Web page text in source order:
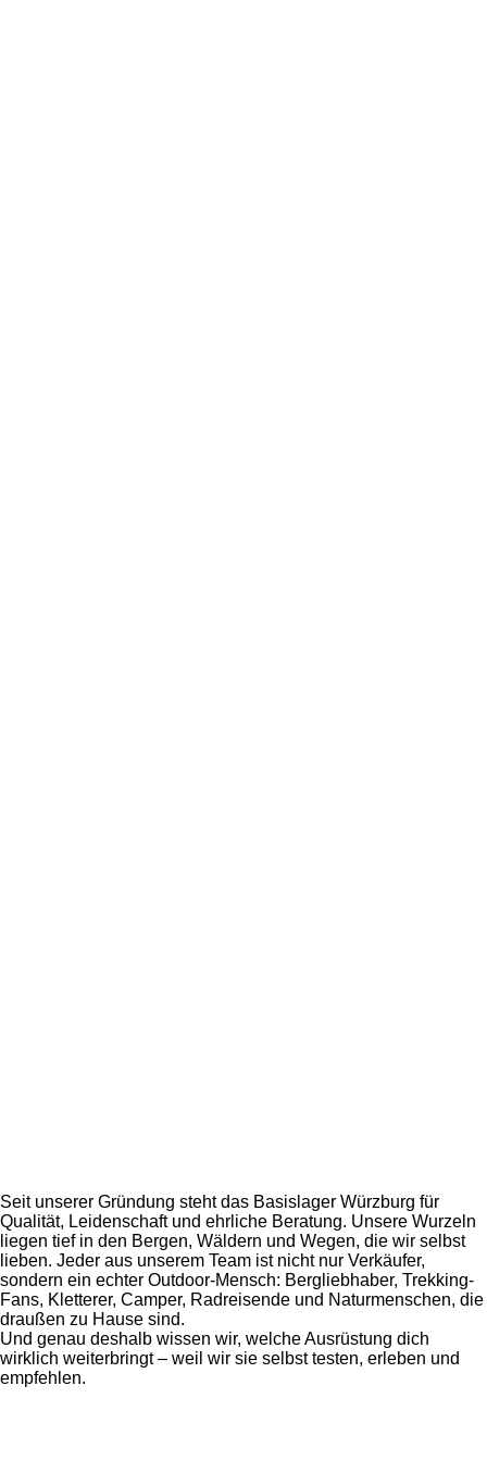
Seit unserer Gründung steht das Basislager Würzburg für
Qualität, Leidenschaft und ehrliche Beratung. Unsere Wurzeln
liegen tief in den Bergen, Wäldern und Wegen, die wir selbst
lieben. Jeder aus unserem Team ist nicht nur Verkäufer,
sondern ein echter Outdoor-Mensch: Bergliebhaber, Trekking-
Fans, Kletterer, Camper, Radreisende und Naturmenschen, die
draußen zu Hause sind.
Und genau deshalb wissen wir, welche Ausrüstung dich
wirklich weiterbringt – weil wir sie selbst testen, erleben und
empfehlen.